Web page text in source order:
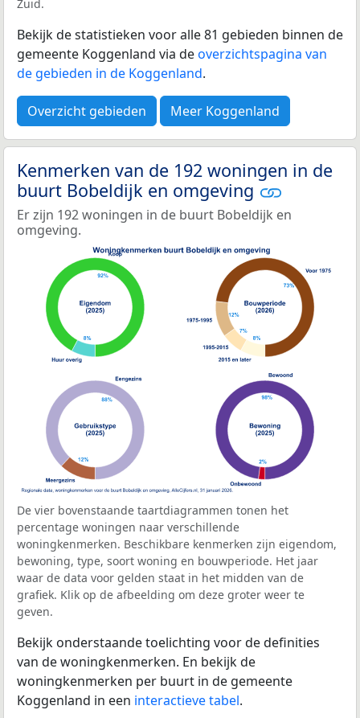
Zuid.
Bekijk de statistieken voor alle 81 gebieden binnen de
gemeente Koggenland via deoverzichtspagina van
de gebieden in de Koggenland.
Overzicht gebieden Meer Koggenland
Kenmerken van de 192 woningen in de
buurt Bobeldijk en omgeving
Er zijn 192 woningen in de buurt Bobeldijk en
omgeving.
De vier bovenstaande taartdiagrammen tonen het
percentage woningen naar verschillende
woningkenmerken. Beschikbare kenmerken zijn eigendom,
bewoning, type, soort woning en bouwperiode. Het jaar
waar de data voor gelden staat in het midden van de
grafiek. Klik op de afbeelding om deze groter weer te
geven.
Bekijk onderstaande toelichting voor de definities
van de woningkenmerken. En bekijk de
woningkenmerken per buurt in de gemeente
Koggenland in een interactieve tabel.